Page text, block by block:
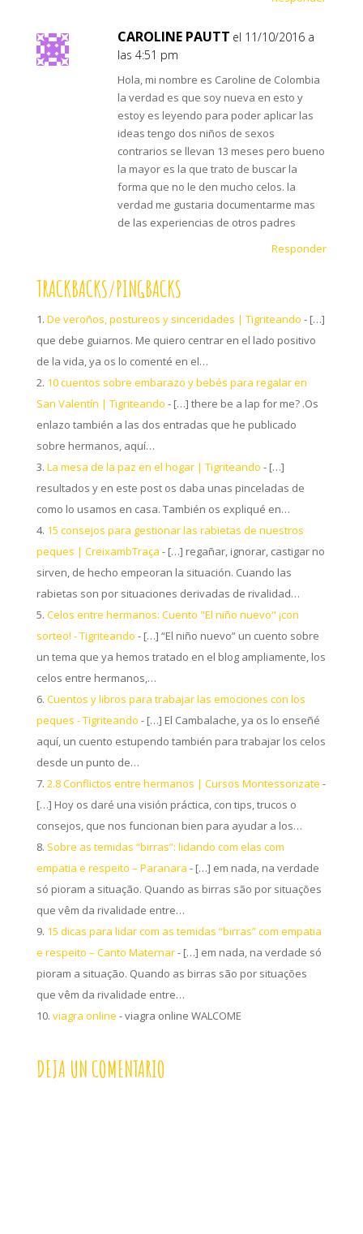
CAROLINE PAUTT el 11/10/2016 a
las 4:51 pm
Hola, mi nombre es Caroline de Colombia
la verdad es que soy nueva en esto y
estoy es leyendo para poder aplicar las
ideas tengo dos niños de sexos
contrarios se llevan 13 meses pero bueno
la mayor es la que trato de buscar la
forma que no le den mucho celos. la
verdad me gustaria documentarme mas
de las experiencias de otros padres
Responder
TRACKBACKS/PINGBACKS
De veroños, postureos y sinceridades | Tigriteando - […]
que debe guiarnos. Me quiero centrar en el lado positivo
de la vida, ya os lo comenté en el…
10 cuentos sobre embarazo y bebés para regalar en
San Valentín | Tigriteando - […] there be a lap for me? .Os
enlazo también a las dos entradas que he publicado
sobre hermanos, aquí…
La mesa de la paz en el hogar | Tigriteando - […]
resultados y en este post os daba unas pinceladas de
como lo usamos en casa. También os expliqué en…
15 consejos para gestionar las rabietas de nuestros
peques | CreixambTraça - […] regañar, ignorar, castigar no
sirven, de hecho empeoran la situación. Cuando las
rabietas son por situaciones derivadas de rivalidad…
Celos entre hermanos: Cuento "El niño nuevo" ¡con
sorteo! - Tigriteando - […] “El niño nuevo” un cuento sobre
un tema que ya hemos tratado en el blog ampliamente, los
celos entre hermanos,…
Cuentos y libros para trabajar las emociones con los
peques - Tigriteando - […] El Cambalache, ya os lo enseñé
aquí, un cuento estupendo también para trabajar los celos
desde un punto de…
2.8 Conflictos entre hermanos | Cursos Montessorizate -
[…] Hoy os daré una visión práctica, con tips, trucos o
consejos, que nos funcionan bien para ayudar a los…
Sobre as temidas “birras”: lidando com elas com
empatia e respeito – Paranara - […] em nada, na verdade
só pioram a situação. Quando as birras são por situações
que vêm da rivalidade entre…
15 dicas para lidar com as temidas “birras” com empatia
e respeito – Canto Maternar- […] em nada, na verdade só
pioram a situação. Quando as birras são por situações
que vêm da rivalidade entre…
viagra online - viagra online WALCOME
DEJA UN COMENTARIO